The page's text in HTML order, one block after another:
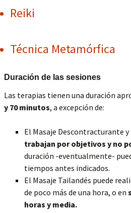
Reiki
Técnica Metamórfica
Duración de las sesiones
Las terapias tienen una duración
y 70 minutos, a excepción de:
El Masaje Descontracturante
trabajan por objetivos y no
duración -eventualmente-
tiempos antes indicados.
El Masaje Tailandés puede
de poco más de una hora, o en
horas y media.